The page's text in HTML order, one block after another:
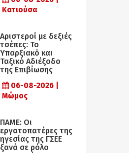
Κατιούσα
Αριστεροί με δεξιές
τσέπες: Το
Υπαρξιακό και
Ταξικό Αδιέξοδο
της Επιβίωσης
06-08-2026 |
Μώμος
ΠΑΜΕ: Οι
εργατοπατέρες της
ηγεσίας της ΓΣΕΕ
ξανά σε ρόλο